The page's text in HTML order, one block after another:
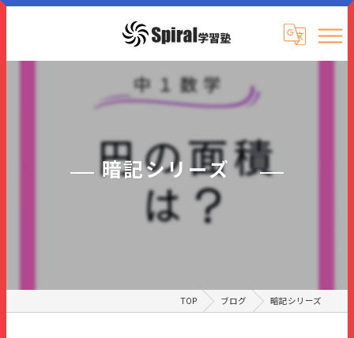
暗記シリーズ
TOP ブログ 暗記シリーズ